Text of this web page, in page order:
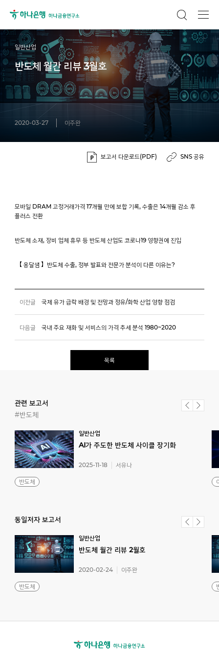
일반산업
반도체 월간 리뷰 3월호
2020-03-27 이주완
보고서 다운로드(PDF) SNS 공유
모바일 DRAM 고정거래가격 17개월 만에 보합 기록, 수출은 14개월 감소 후
플러스 전환
반도체 소재, 장비 업체 휴무 등 반도체 산업도 코로나19 영향권에 진입
【 옹달샘 】반도체 수출, 정부 발표와 전문가 분석이 다른 이유는?
이전글 국제 유가 급락 배경 및 전망과 정유/화학 산업 영향 점검
다음글 국내 주요 재화 및 서비스의 가격 추세 분석 1980~2020
목록
관련 보고서
#반도체
일반산업
AI가 주도한 반도체 사이클 장기화
반도체
2025-11-18 서유나
동일저자 보고서
일반산업
반도체 월간 리뷰 2월호
반도체
2020-02-24 이주완